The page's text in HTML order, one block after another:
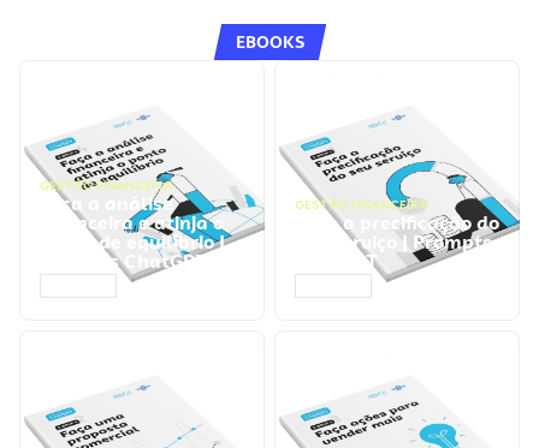
EBOOKS
GESTÃO FINANCEIRA
Faça a análise
financeira e atinja o
ponto de equilíbrio |
Prompts ChatGPT
GESTÃO FINANCEIRA
Faça a precificação do
seu serviço | Prompts
ChatGPT